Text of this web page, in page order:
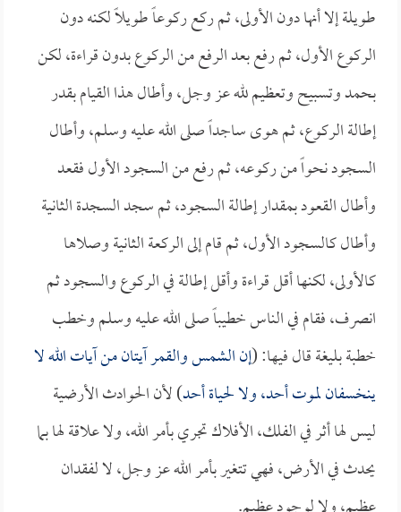
طويلة إلا أنها دون الأولى، ثم ركع ركوعاً طويلاً لكنه دون
الركوع الأول، ثم رفع بعد الرفع من الركوع بدون قراءة، لكن
بحمد وتسبيح وتعظيم لله عز وجل، وأطال هذا القيام بقدر
إطالة الركوع، ثم هوى ساجداً صلى الله عليه وسلم، وأطال
السجود نحواً من ركوعه، ثم رفع من السجود الأول فقعد
وأطال القعود بمقدار إطالة السجود، ثم سجد السجدة الثانية
وأطال كالسجود الأول، ثم قام إلى الركعة الثانية وصلاها
كالأولى، لكنها أقل قراءة وأقل إطالة في الركوع والسجود ثم
انصرف، فقام في الناس خطيباً صلى الله عليه وسلم وخطب
خطبة بليغة قال فيها: (إن الشمس والقمر آيتان من آيات الله لا
ينخسفان لموت أحد، ولا لحياة أحد) لأن الحوادث الأرضية
ليس لها أثر في الفلك، الأفلاك تجري بأمر الله، ولا علاقة لها بما
يحدث في الأرض، فهي تتغير بأمر الله عز وجل، لا لفقدان